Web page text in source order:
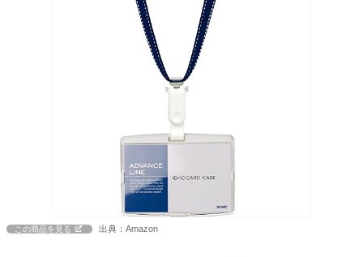
この商品を見る 出典：Amazon